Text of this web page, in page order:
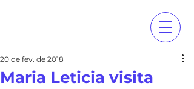
Maria Leticia visita
20 de fev. de 2018